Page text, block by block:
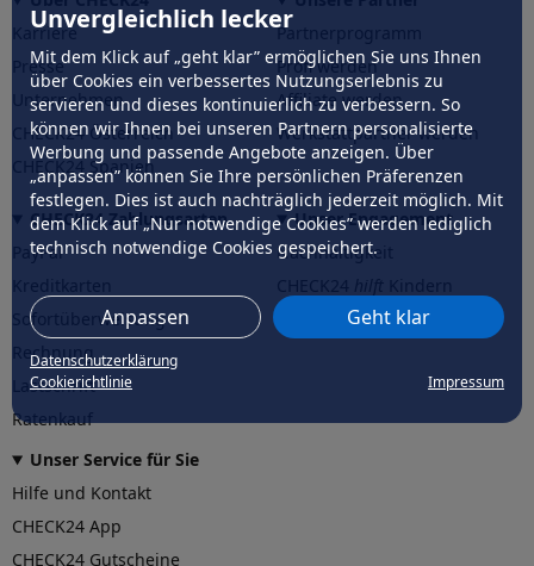
Unvergleichlich lecker
Mit dem Klick auf „geht klar” ermöglichen Sie uns Ihnen
über Cookies ein verbessertes Nutzungserlebnis zu
servieren und dieses kontinuierlich zu verbessern. So
können wir Ihnen bei unseren Partnern personalisierte
Werbung und passende Angebote anzeigen. Über
„anpassen” können Sie Ihre persönlichen Präferenzen
festlegen. Dies ist auch nachträglich jederzeit möglich. Mit
dem Klick auf „Nur notwendige Cookies” werden lediglich
technisch notwendige Cookies gespeichert.
Anpassen Geht klar
Datenschutzerklärung
Cookierichtlinie
Impressum
Karriere
Presse
Unternehmen
CHECK24 Österreich
CHECK24 Spanien
Partnerprogramm
Profi werden
Affiliate werden
Werkstattpartner werden
CHECK24 Zahlungsarten
PayPal
Sofortüberweisung
Rechnung
Lastschrift
Ratenkauf
Unser Engagement
Nachhaltigkeit
CHECK24hilftder Natur
Unser Service für Sie
Hilfe und Kontakt
CHECK24 App
CHECK24 Gutscheine